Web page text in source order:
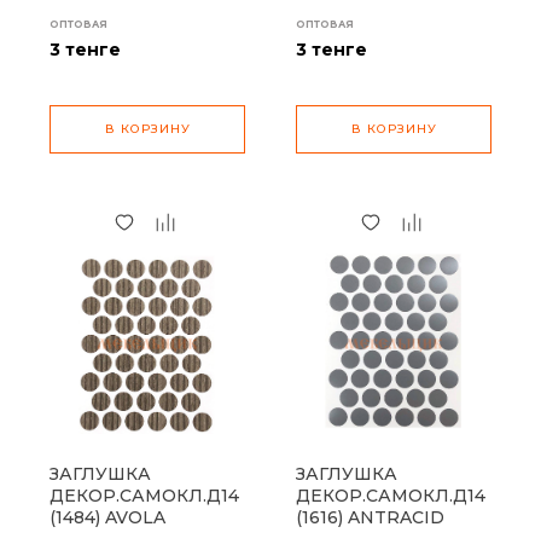
ОПТОВАЯ
3 тенге
В КОРЗИНУ
ОПТОВАЯ
3 тенге
В КОРЗИНУ
ЗАГЛУШКА
ДЕКОР.САМОКЛ.Д14
(1484) AVOLA
ЗАГЛУШКА
ДЕКОР.САМОКЛ.Д14
(1616) ANTRACID